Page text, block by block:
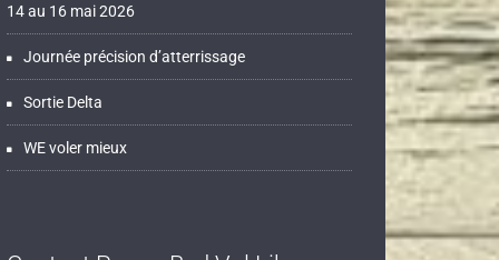
14 au 16 mai 2026
Journée précision d’atterrissage
Sortie Delta
WE voler mieux